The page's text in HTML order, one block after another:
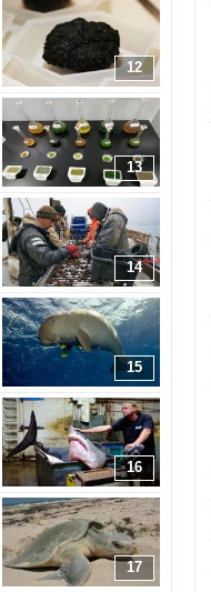
12
13
14
15
16
17